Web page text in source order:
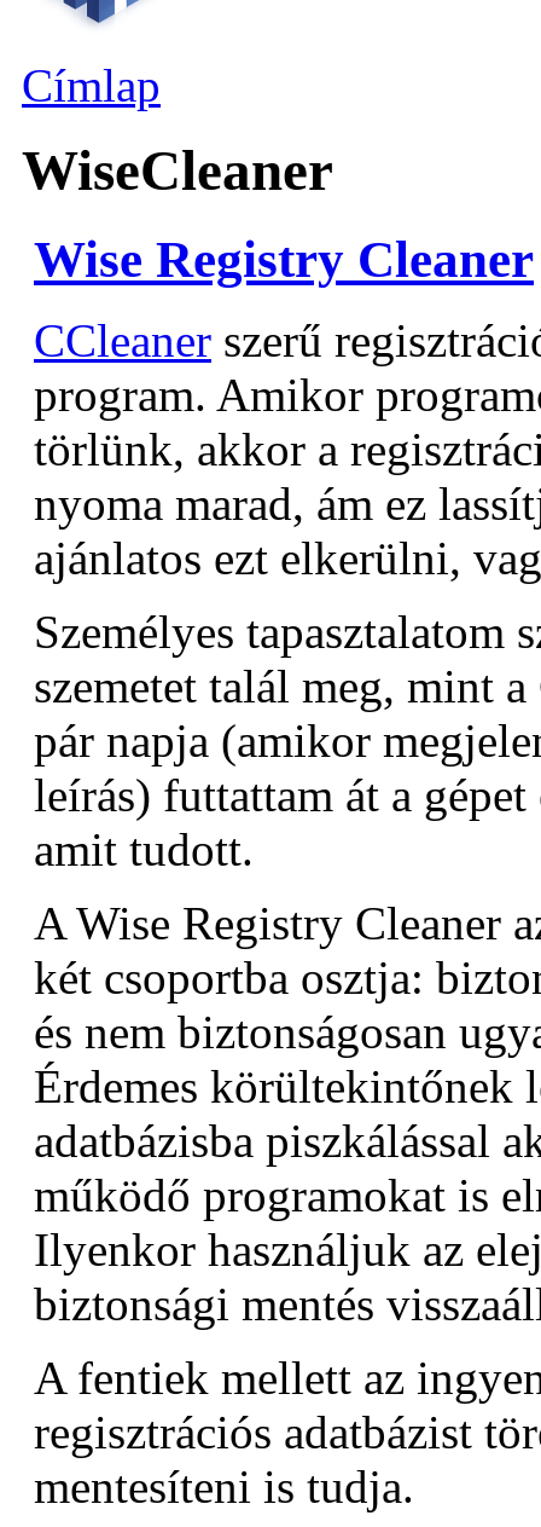
Címlap
WiseCleaner
Wise Registry Cleaner
CCleaner szerű
program. Amikor
törlünk, akkor a
nyoma marad, ám ez
ajánlatos ezt elkerülni,
Személyes tapasztalatom
szemetet talál meg, mint
pár napja (amikor
leírás) futtattam át a
amit tudott.
A Wise Registry Cleaner
két csoportba osztja:
és nem biztonságosan
Érdemes körültekintőnek
adatbázisba piszkálással
működő programokat is
Ilyenkor használjuk az
biztonsági mentés
A fentiek mellett az
regisztrációs adatbázist
mentesíteni is tudja.